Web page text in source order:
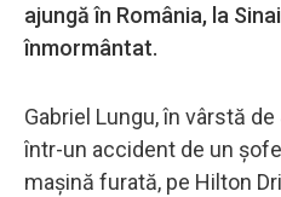
ajungă în România, la
înmormântat.
Gabriel Lungu, în vârstă
într-un accident de un
mașină furată, pe Hilton